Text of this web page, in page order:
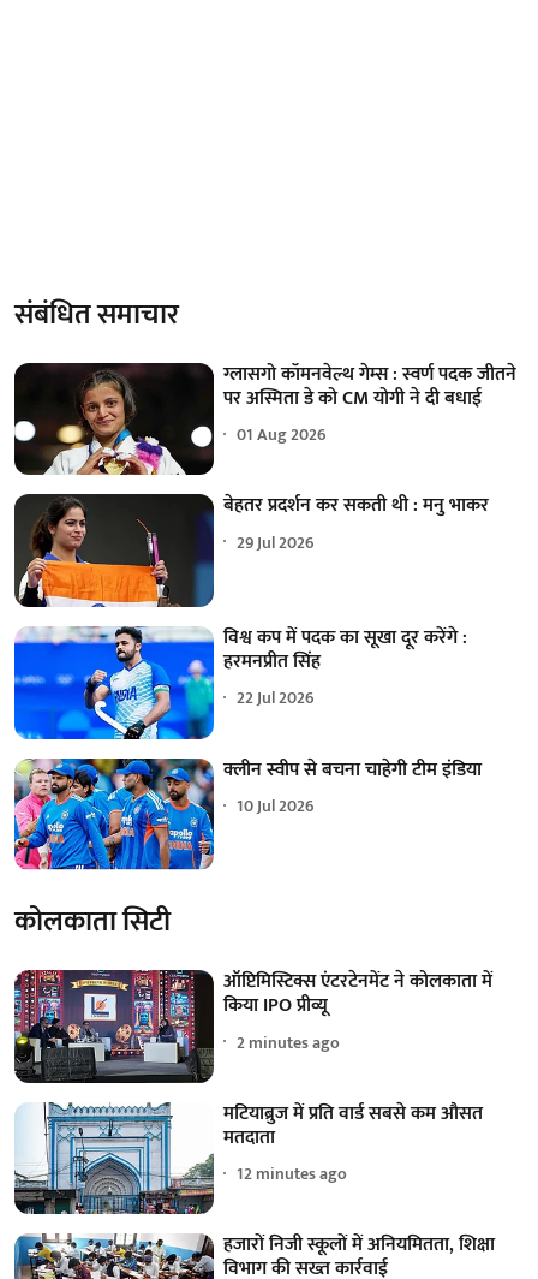
संबंधित समाचार
ग्लासगो कॉमनवेल्थ गेम्स : स्वर्ण पदक जीतने
पर अस्मिता डे को CM योगी ने दी बधाई
01 Aug 2026
बेहतर प्रदर्शन कर सकती थी : मनु भाकर
29 Jul 2026
विश्व कप में पदक का सूखा दूर करेंगे :
हरमनप्रीत सिंह
22 Jul 2026
क्लीन स्वीप से बचना चाहेगी टीम इंडिया
10 Jul 2026
कोलकाता सिटी
ऑप्टिमिस्टिक्स एंटरटेनमेंट ने कोलकाता में
किया IPO प्रीव्यू
2 minutes ago
मटियाब्रुज में प्रति वार्ड सबसे कम औसत
मतदाता
12 minutes ago
हजारों निजी स्कूलों में अनियमितता, शिक्षा
विभाग की सख्त कार्रवाई